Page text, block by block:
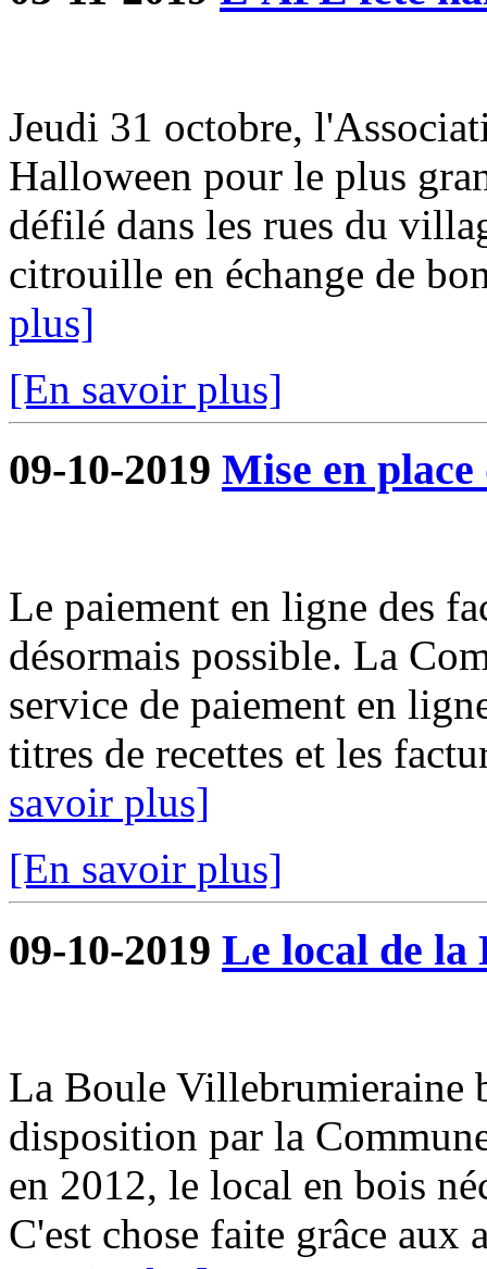
Jeudi 31 octobre,
Halloween pour le plus
défilé dans les rues du
citrouille en échange de
plus]
[En savoir plus]
09-10-2019 Mise en
Le paiement en ligne des
désormais possible. La
service de paiement en
titres de recettes et les
savoir plus]
[En savoir plus]
09-10-2019 Le local de
La Boule Villebrumieraine
disposition par la
en 2012, le local en bois
C'est chose faite grâce aux